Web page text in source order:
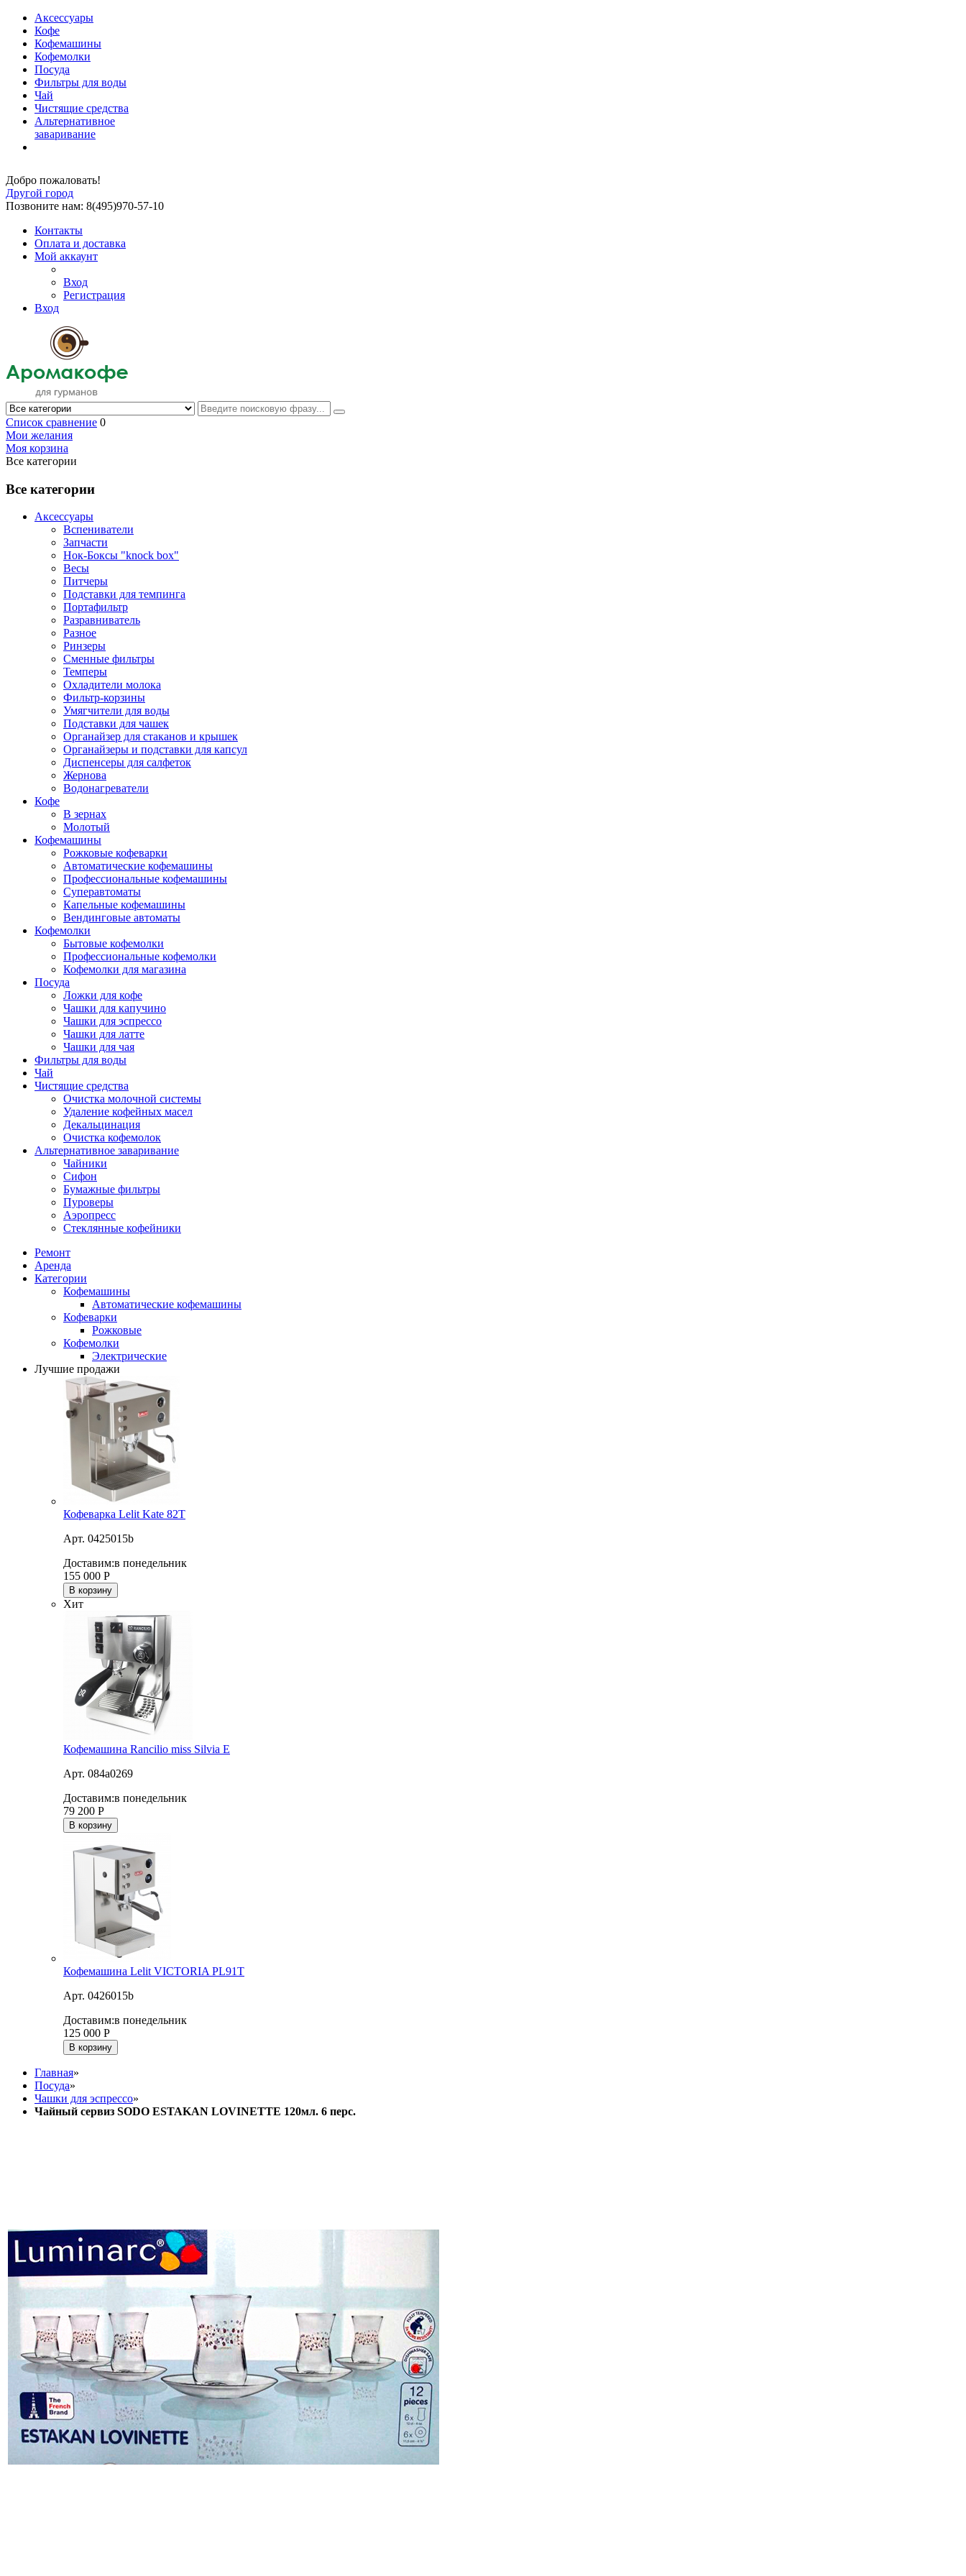
Аксессуары
Кофе
Кофемашины
Кофемолки
Посуда
Фильтры для воды
Чай
Чистящие средства
Альтернативное
заваривание
Добро пожаловать!
Другой город
Позвоните нам: 8(495)970-57-10
Контакты
Оплата и доставка
Мой аккаунт
Вход
Регистрация
Вход
Список сравнение 0
Мои желания
Моя корзина
Все категории
Все категории
Аксессуары
Вспениватели
Запчасти
Нок-Боксы "knock box"
Весы
Питчеры
Подставки для темпинга
Портафильтр
Разравниватель
Разное
Ринзеры
Сменные фильтры
Темперы
Охладители молока
Фильтр-корзины
Умягчители для воды
Подставки для чашек
Органайзер для стаканов и крышек
Органайзеры и подставки для капсул
Диспенсеры для салфеток
Жернова
Водонагреватели
Кофе
В зернах
Молотый
Кофемашины
Рожковые кофеварки
Автоматические кофемашины
Профессиональные кофемашины
Суперавтоматы
Капельные кофемашины
Вендинговые автоматы
Кофемолки
Бытовые кофемолки
Профессиональные кофемолки
Кофемолки для магазина
Посуда
Ложки для кофе
Чашки для капучино
Чашки для эспрессо
Чашки для латте
Чашки для чая
Фильтры для воды
Чай
Чистящие средства
Очистка молочной системы
Удаление кофейных масел
Декальцинация
Очистка кофемолок
Альтернативное заваривание
Чайники
Сифон
Бумажные фильтры
Пуроверы
Аэропресс
Стеклянные кофейники
Ремонт
Аренда
Категории
Кофемашины
Автоматические кофемашины
Кофеварки
Рожковые
Кофемолки
Электрические
Лучшие продажи
Кофеварка Lelit Kate 82T
Арт. 0425015b
Доставим:в понедельник
155 000 Р
В корзину
Хит
Кофемашина Rancilio miss Silvia E
Арт. 084a0269
Доставим:в понедельник
79 200 Р
В корзину
Кофемашина Lelit VICTORIA PL91T
Арт. 0426015b
Доставим:в понедельник
125 000 Р
В корзину
Главная»
Посуда»
Чашки для эспрессо»
Чайный сервиз SODO ESTAKAN LOVINETTE 120мл. 6 перс.